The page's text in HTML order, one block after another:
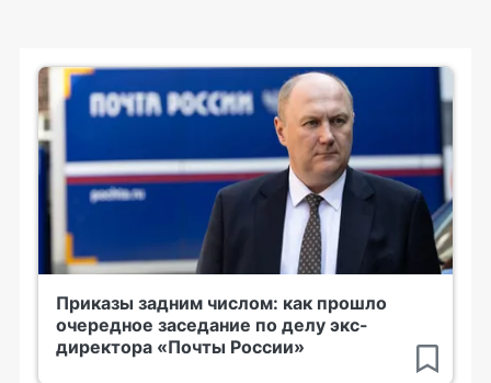
Приказы задним числом: как прошло
очередное заседание по делу экс-
директора «Почты России»